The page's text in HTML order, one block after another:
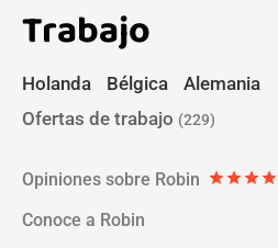
Trabajo
Holanda Bélgica
Alemania
Ofertas de trabajo (229)
Opiniones sobre Robin starstarstarstar
Conoce a Robin